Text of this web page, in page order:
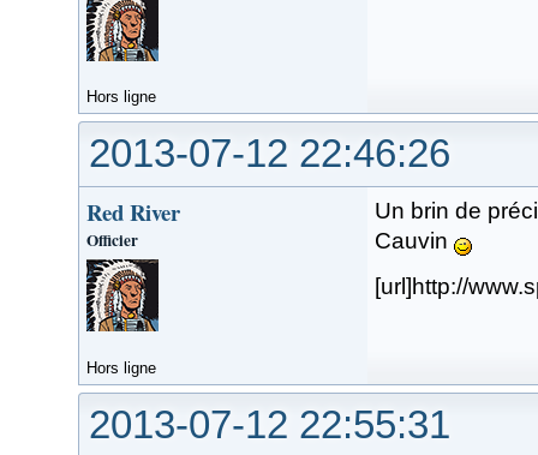
Hors ligne
2013-07-12 22:46:26
Red River
Officier
Un brin de
Cauvin
[url]http://
Hors ligne
2013-07-12 22:55:31